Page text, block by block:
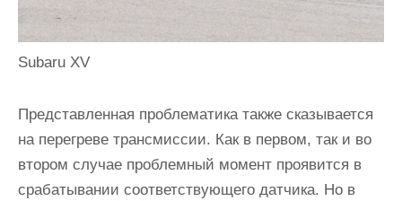
Subaru XV
Представленная проблематика также сказывается
на перегреве трансмиссии. Как в первом, так и во
втором случае проблемный момент проявится в
срабатывании соответствующего датчика. Но в